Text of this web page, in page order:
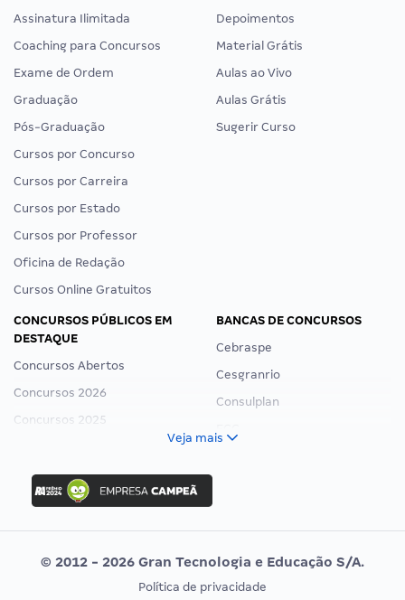
Assinatura Ilimitada
Coaching para Concursos
Exame de Ordem
Graduação
Pós-Graduação
Cursos por Concurso
Cursos por Carreira
Cursos por Estado
Cursos por Professor
Oficina de Redação
Cursos Online Gratuitos
Depoimentos
Material Grátis
Aulas ao Vivo
Aulas Grátis
Sugerir Curso
CONCURSOS PÚBLICOS EM
DESTAQUE
Concursos Abertos
Concursos 2026
Concursos 2025
Concurso Ibama
Concurso MPU
Editais publicados
BANCAS DE CONCURSOS
Cebraspe
Cesgranrio
Consulplan
Vunesp
CONCURSOS POR PROFISSÃO EXAME DE ORDEM
Veja mais
© 2012 - 2026 Gran Tecnologia e Educação S/A.
Política de privacidade